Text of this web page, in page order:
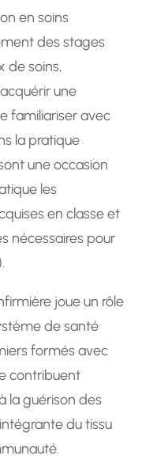
en soins
des stages
de soins,
une
familiariser avec
la pratique
une occasion
les
en classe et
nécessaires pour
joue un rôle
de santé
formés avec
contribuent
la guérison des
du tissu